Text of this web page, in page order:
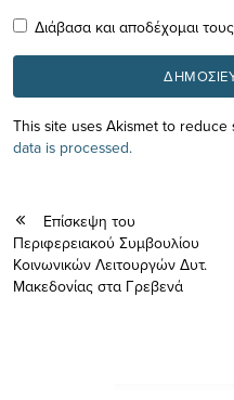
Διάβασα και αποδέχομαι τους
This site uses Akismet to reduce
data is processed.
Επίσκεψη του
Περιφερειακού Συμβουλίου
Κοινωνικών Λειτουργών Δυτ.
Μακεδονίας στα Γρεβενά